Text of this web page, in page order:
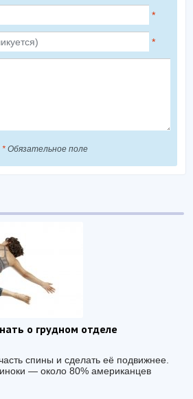
*
*
* Обязательное поле
о грудном отделе
спины и сделать её подвижнее.
— около 80% американцев